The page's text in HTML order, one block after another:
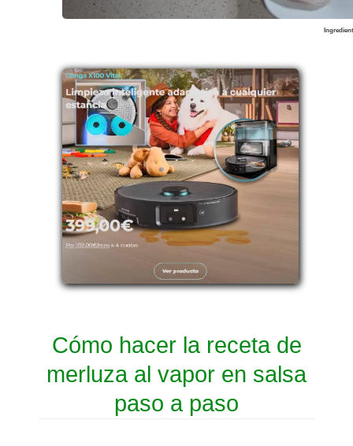
Cómo hacer la receta de
merluza al vapor en salsa
paso a paso